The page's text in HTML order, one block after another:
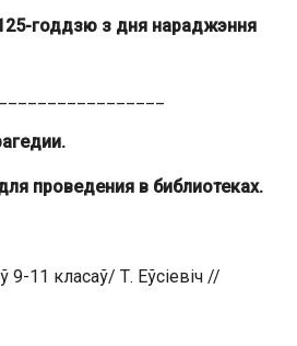
годдзю з дня нараджэння
проведения в библиотеках.
11 класаў/ Т. Еўсіевіч //